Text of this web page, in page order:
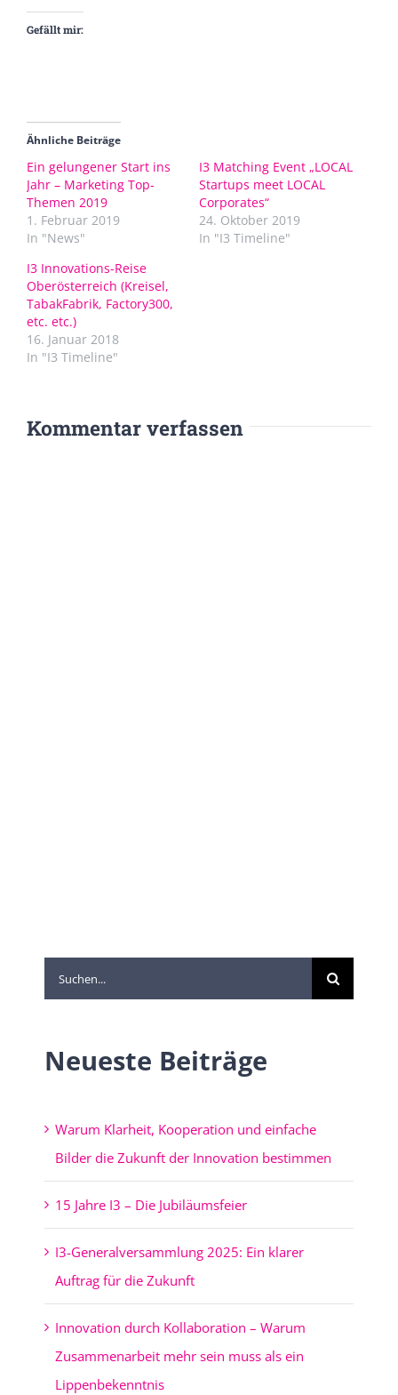
Gefällt mir:
Ähnliche Beiträge
Ein gelungener Start ins
Jahr – Marketing Top-
Themen 2019
1. Februar 2019
In "News"
I3 Matching Event „LOCAL
Startups meet LOCAL
Corporates“
24. Oktober 2019
In "I3 Timeline"
I3 Innovations-Reise
Oberösterreich (Kreisel,
TabakFabrik, Factory300,
etc. etc.)
16. Januar 2018
In "I3 Timeline"
Kommentar verfassen
Suche
nach:
Neueste Beiträge
Warum Klarheit, Kooperation und einfache
Bilder die Zukunft der Innovation bestimmen
15 Jahre I3 – Die Jubiläumsfeier
I3-Generalversammlung 2025: Ein klarer
Auftrag für die Zukunft
Innovation durch Kollaboration – Warum
Zusammenarbeit mehr sein muss als ein
Lippenbekenntnis